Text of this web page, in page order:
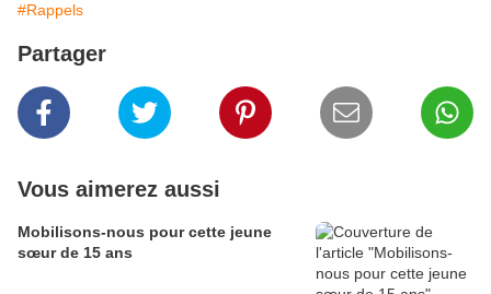
#Rappels
Partager
Vous aimerez aussi
Mobilisons-nous pour cette jeune
sœur de 15 ans